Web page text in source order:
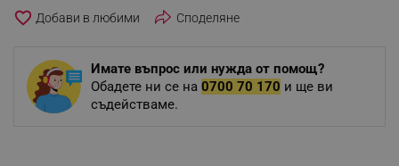
favorite_border Споделяне
Имате въпрос или нужда от помощ?
Обадете ни се на 0700 70 170 и ще ви
съдействаме.